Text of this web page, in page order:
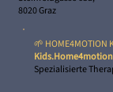
8020 Graz
🌱 HOME4MOTION
Spezialisierte